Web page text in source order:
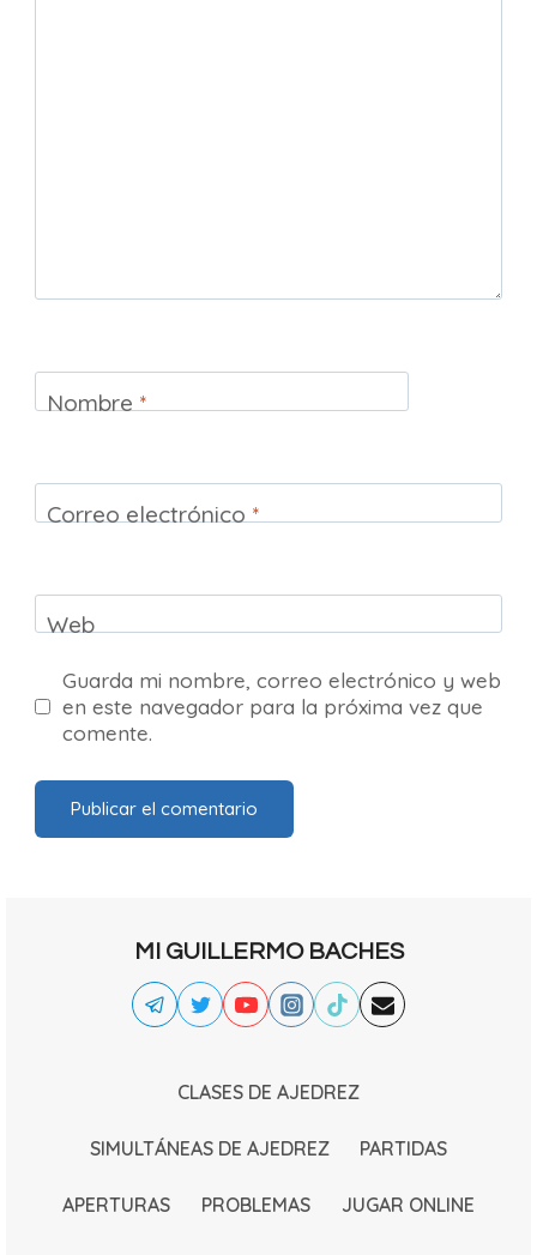
Nombre *
Correo electrónico *
Web
Guarda mi nombre, correo electrónico y web
en este navegador para la próxima vez que
comente.
MI GUILLERMO BACHES
CLASES DE AJEDREZ
SIMULTÁNEAS DE AJEDREZ PARTIDAS
APERTURAS PROBLEMAS JUGAR ONLINE